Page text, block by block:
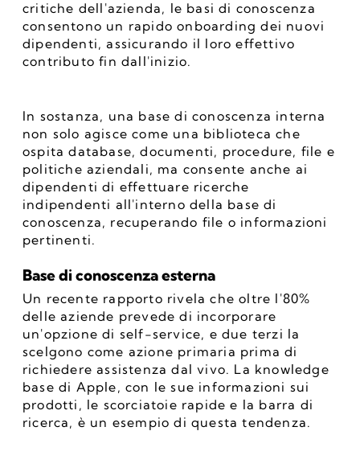
critiche dell'azienda, le basi di conoscenza
consentono un rapido onboarding dei nuovi
dipendenti, assicurando il loro effettivo
contributo fin dall'inizio.
In sostanza, una base di conoscenza interna
non solo agisce come una biblioteca che
ospita database, documenti, procedure, file e
politiche aziendali, ma consente anche ai
dipendenti di effettuare ricerche
indipendenti all'interno della base di
conoscenza, recuperando file o informazioni
pertinenti.
Base di conoscenza esterna
Un recente rapporto rivela che oltre l'80%
delle aziende prevede di incorporare
un'opzione di self-service, e due terzi la
scelgono come azione primaria prima di
richiedere assistenza dal vivo. La knowledge
base di Apple, con le sue informazioni sui
prodotti, le scorciatoie rapide e la barra di
ricerca, è un esempio di questa tendenza.